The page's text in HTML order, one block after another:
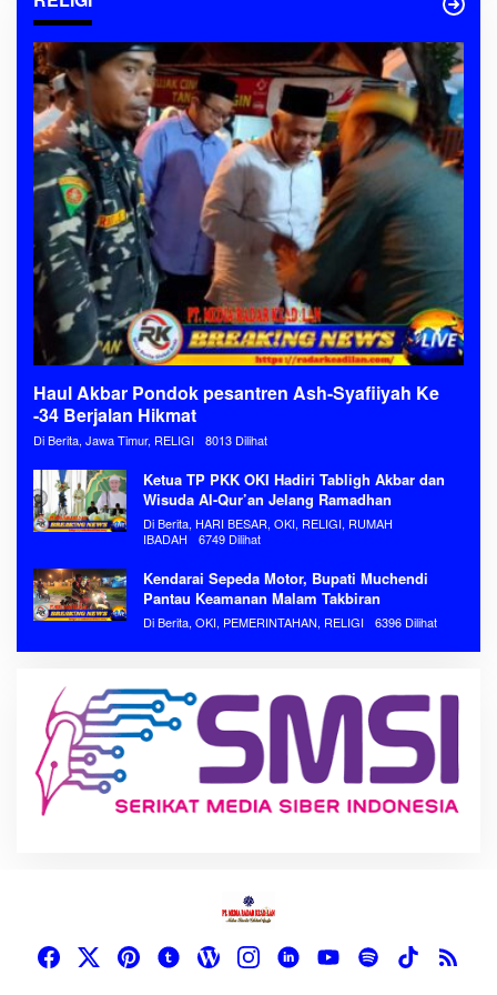
Haul Akbar Pondok pesantren Ash-Syafiiyah Ke
-34 Berjalan Hikmat
Di Berita, Jawa Timur, RELIGI 8013 Dilihat
Ketua TP PKK OKI Hadiri Tabligh Akbar dan
Wisuda Al-Qur’an Jelang Ramadhan
Di Berita, HARI BESAR, OKI, RELIGI, RUMAH
IBADAH
6749 Dilihat
Kendarai Sepeda Motor, Bupati Muchendi
Pantau Keamanan Malam Takbiran
Di Berita, OKI, PEMERINTAHAN, RELIGI 6396 Dilihat